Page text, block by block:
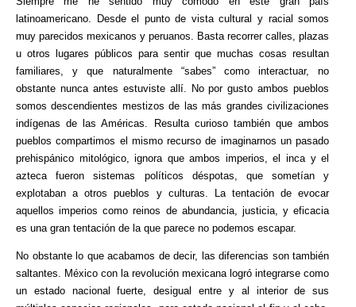
latinoamericano. Desde el punto de vista cultural y racial somos
muy parecidos mexicanos y peruanos. Basta recorrer calles, plazas
u otros lugares públicos para sentir que muchas cosas resultan
familiares, y que naturalmente “sabes” como interactuar, no
obstante nunca antes estuviste allí. No por gusto ambos pueblos
somos descendientes mestizos de las más grandes civilizaciones
indígenas de las Américas. Resulta curioso también que ambos
pueblos compartimos el mismo recurso de imaginarnos un pasado
prehispánico mitológico, ignora que ambos imperios, el inca y el
azteca fueron sistemas políticos déspotas, que sometían y
explotaban a otros pueblos y culturas. La tentación de evocar
aquellos imperios como reinos de abundancia, justicia, y eficacia
es una gran tentación de la que parece no podemos escapar.
No obstante lo que acabamos de decir, las diferencias son también
saltantes. México con la revolución mexicana logró integrarse como
un estado nacional fuerte, desigual entre y al interior de sus